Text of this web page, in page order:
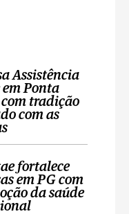
Assistência
em Ponta
com tradição
com as
fortalece
em PG com
da saúde